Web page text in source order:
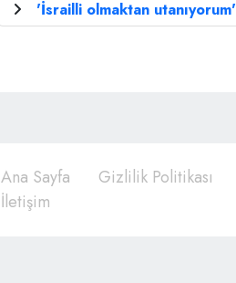
'İsrailli olmaktan utanıyorum'
Ana Sayfa Gizlilik Politikası
İletişim